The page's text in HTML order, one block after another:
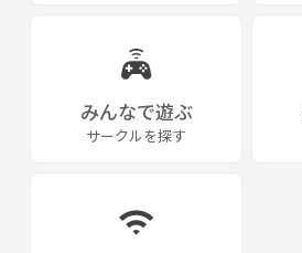
みんなで遊ぶ
サークルを探す